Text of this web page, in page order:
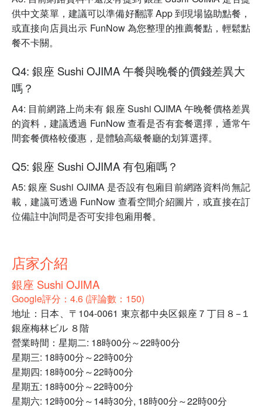
供中文菜單，建議可以準備好翻譯 App 到現場協助點餐，
或直接向店員出示 FunNow 為您整理的推薦餐點，輕鬆點
餐不卡關。
Q4: 銀座 Sushi OJIMA 午餐與晚餐的價錢差異大
嗎？
A4: 目前網路上尚未有 銀座 Sushi OJIMA 午晚餐價格差異
的資料，建議透過 FunNow 查看是否有套餐選擇，通常午
間套餐價格較優惠，是體驗高級餐廳的划算選擇。
Q5: 銀座 Sushi OJIMA 有包廂嗎？
A5: 銀座 Sushi OJIMA 是否設有包廂目前網路資料尚無記
載，建議可透過 FunNow 查看空間介紹圖片，或直接在訂
位備註中詢問是否可安排包廂用餐。
店家介紹
銀座 Sushi OJIMA
Google評分：4.6 (評論數：150)
地址：日本、〒104-0061 東京都中央区銀座７丁目８−１
銀座梅林ビル ８階
營業時間：星期二: 18時00分～22時00分
星期三: 18時00分～22時00分
星期四: 18時00分～22時00分
星期五: 18時00分～22時00分
星期六: 12時00分～14時30分, 18時00分～22時00分